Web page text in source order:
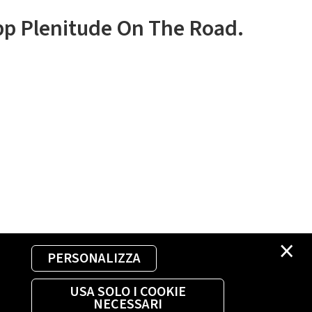
×
PERSONALIZZA
USA SOLO I COOKIE
NECESSARI
Plenitude On The Road.